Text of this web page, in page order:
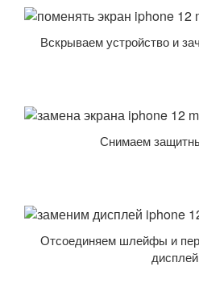
Вскрываем устройство и
Снимаем
Отсоединяем шлейфы и